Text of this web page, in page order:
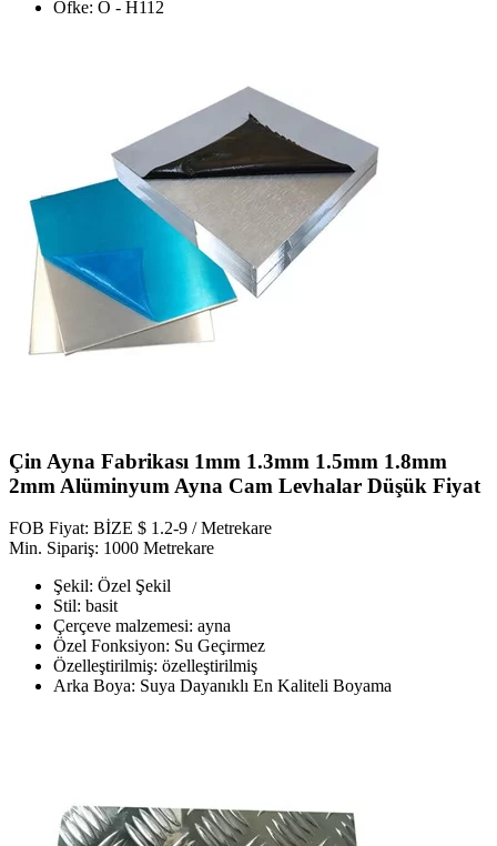
Öfke: O - H112
Çin Ayna Fabrikası 1mm 1.3mm 1.5mm 1.8mm
2mm Alüminyum Ayna Cam Levhalar Düşük Fiyat
FOB Fiyat: BİZE $ 1.2-9 / Metrekare
Min. Sipariş: 1000 Metrekare
Şekil: Özel Şekil
Stil: basit
Çerçeve malzemesi: ayna
Özel Fonksiyon: Su Geçirmez
Özelleştirilmiş: özelleştirilmiş
Arka Boya: Suya Dayanıklı En Kaliteli Boyama